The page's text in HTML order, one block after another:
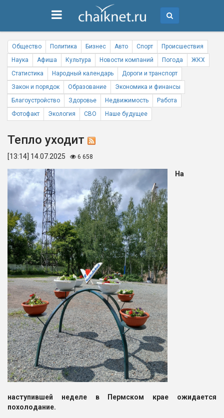
Общество Политика Бизнес Авто Спорт
Происшествия
Наука
Афиша Культура Новости компаний Погода
ЖКХ
Статистика
Народный календарь
Дороги и транспорт
Закон и порядок
Образование
Экономика и финансы
Благоустройство
Здоровье Недвижимость
Работа
Фотофакт
Экология СВО Наше будущее
Тепло уходит
[13:14] 14.07.2025 6 658
На
наступившей неделе в Пермском крае ожидается
похолодание.